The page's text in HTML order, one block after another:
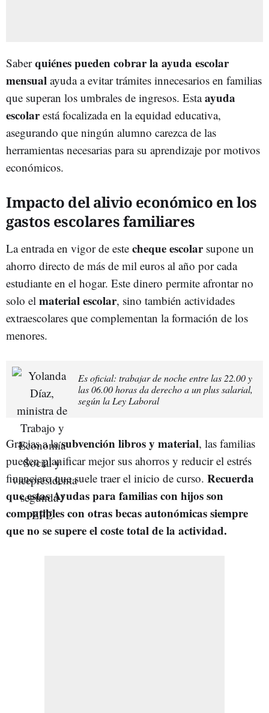
Saberquiénes pueden cobrar la ayuda escolar
mensual ayuda a evitar trámites innecesarios en familias
que superan los umbrales de ingresos. Estaayuda
escolarestá focalizada en la equidad educativa,
asegurando que ningún alumno carezca de las
herramientas necesarias para su aprendizaje por motivos
económicos.
Impacto del alivio económico en los
gastos escolares familiares
La entrada en vigor de este cheque escolarsupone un
ahorro directo de más de mil euros al año por cada
estudiante en el hogar. Este dinero permite afrontar no
solo el materialescolar, sino también actividades
extraescolares que complementan la formación de los
menores.
Es oficial: trabajar de noche entre las 22.00 y
las 06.00 horas da derecho a un plus salarial,
según la Ley Laboral
Gracias a lasubvención libros y material, las familias
pueden planificar mejor sus ahorros y reducir el estrés
financiero que suele traer el inicio de curso. Recuerda
que estas Ayudas para familias con hijos son
compatibles con otras becas autonómicas siempre
que no se supere el coste total de la actividad.